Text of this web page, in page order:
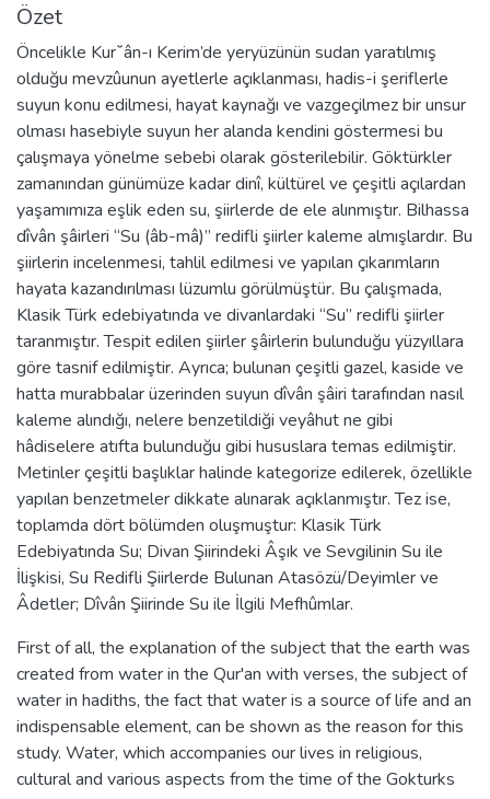
Özet
Öncelikle Kur˘ân-ı Kerim’de yeryüzünün sudan yaratılmış
olduğu mevzûunun ayetlerle açıklanması, hadis-i şeriflerle
suyun konu edilmesi, hayat kaynağı ve vazgeçilmez bir unsur
olması hasebiyle suyun her alanda kendini göstermesi bu
çalışmaya yönelme sebebi olarak gösterilebilir. Göktürkler
zamanından günümüze kadar dinî, kültürel ve çeşitli açılardan
yaşamımıza eşlik eden su, şiirlerde de ele alınmıştır. Bilhassa
dîvân şâirleri ‘‘Su (âb-mâ)’’ redifli şiirler kaleme almışlardır. Bu
şiirlerin incelenmesi, tahlil edilmesi ve yapılan çıkarımların
hayata kazandırılması lüzumlu görülmüştür. Bu çalışmada,
Klasik Türk edebiyatında ve divanlardaki ‘‘Su’’ redifli şiirler
taranmıştır. Tespit edilen şiirler şâirlerin bulunduğu yüzyıllara
göre tasnif edilmiştir. Ayrıca; bulunan çeşitli gazel, kaside ve
hatta murabbalar üzerinden suyun dîvân şâiri tarafından nasıl
kaleme alındığı, nelere benzetildiği veyâhut ne gibi
hâdiselere atıfta bulunduğu gibi hususlara temas edilmiştir.
Metinler çeşitli başlıklar halinde kategorize edilerek, özellikle
yapılan benzetmeler dikkate alınarak açıklanmıştır. Tez ise,
toplamda dört bölümden oluşmuştur: Klasik Türk
Edebiyatında Su; Divan Şiirindeki Âşık ve Sevgilinin Su ile
İlişkisi, Su Redifli Şiirlerde Bulunan Atasözü/Deyimler ve
Âdetler; Dîvân Şiirinde Su ile İlgili Mefhûmlar.
First of all, the explanation of the subject that the earth was
created from water in the Qur'an with verses, the subject of
water in hadiths, the fact that water is a source of life and an
indispensable element, can be shown as the reason for this
study. Water, which accompanies our lives in religious,
cultural and various aspects from the time of the Gokturks